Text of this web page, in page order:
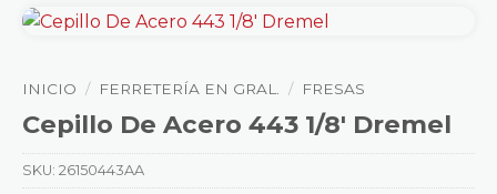
INICIO / FERRETERÍA EN GRAL. / FRESAS
Cepillo De Acero 443 1/8′ Dremel
SKU: 26150443AA